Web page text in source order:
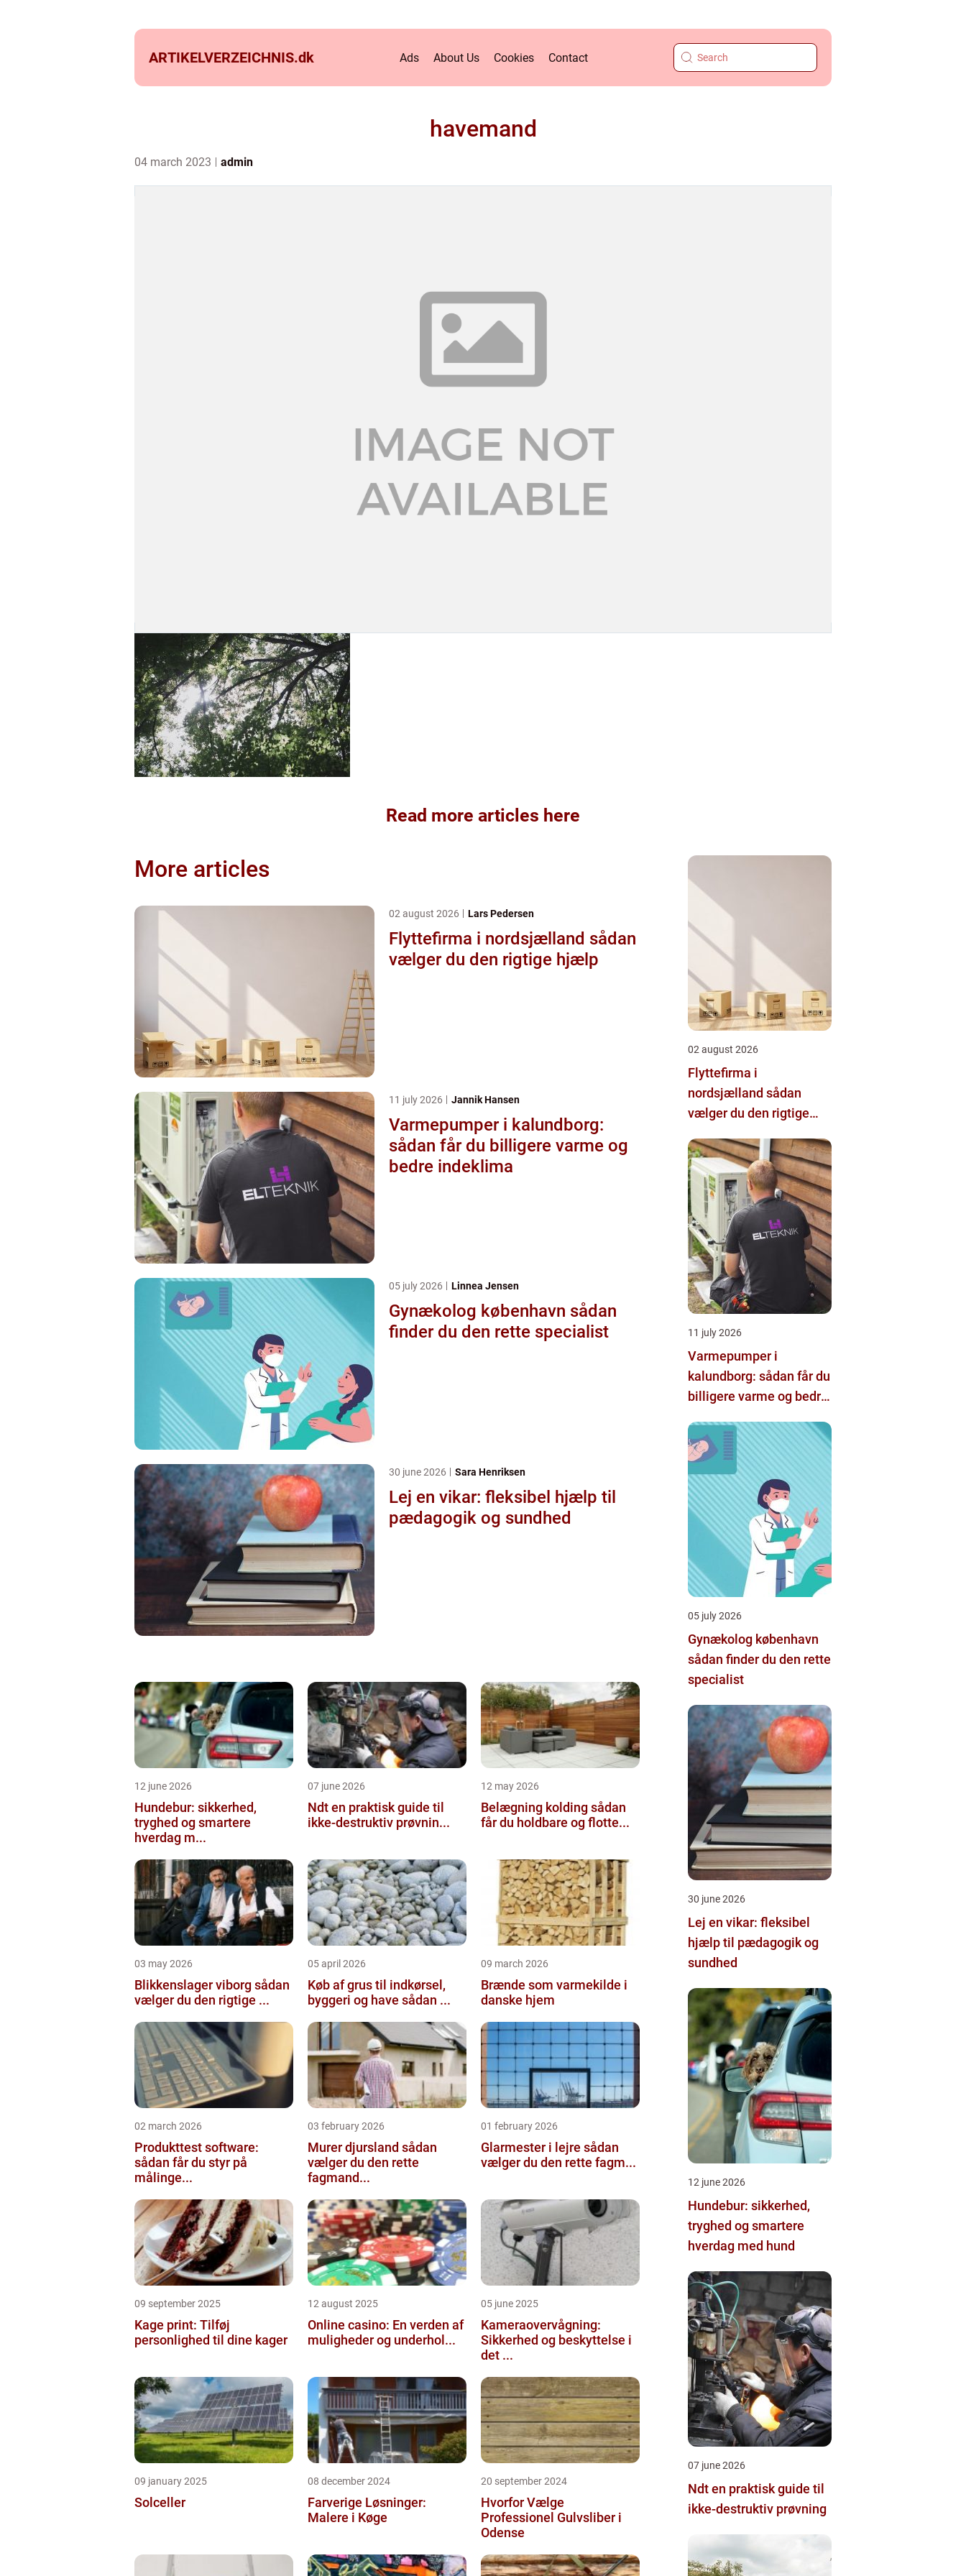
ARTIKELVERZEICHNIS.dk Ads About Us Cookies Contact
havemand
04 march 2023 admin
Read more articles here
More articles
02 august 2026 Lars Pedersen
Flyttefirma i nordsjælland sådan
vælger du den rigtige hjælp
11 july 2026 Jannik Hansen
Varmepumper i kalundborg:
sådan får du billigere varme og
bedre indeklima
05 july 2026 Linnea Jensen
Gynækolog københavn sådan
finder du den rette specialist
30 june 2026 Sara Henriksen
Lej en vikar: fleksibel hjælp til
pædagogik og sundhed
12 june 2026
Hundebur: sikkerhed,
tryghed og smartere
hverdag m...
07 june 2026
Ndt en praktisk guide til
ikke-destruktiv prøvnin...
12 may 2026
Belægning kolding sådan
får du holdbare og flotte...
03 may 2026
Blikkenslager viborg sådan
vælger du den rigtige ...
05 april 2026
Køb af grus til indkørsel,
byggeri og have sådan ...
09 march 2026
Brænde som varmekilde i
danske hjem
02 march 2026
Produkttest software:
sådan får du styr på
målinge...
03 february 2026
Murer djursland sådan
vælger du den rette
fagmand...
01 february 2026
Glarmester i lejre sådan
vælger du den rette fagm...
09 september 2025
Kage print: Tilføj
personlighed til dine kager
12 august 2025
Online casino: En verden af
muligheder og underhol...
05 june 2025
Kameraovervågning:
Sikkerhed og beskyttelse i
det ...
09 january 2025
Solceller
08 december 2024
Farverige Løsninger:
Malere i Køge
20 september 2024
Hvorfor Vælge
Professionel Gulvsliber i
Odense
02 august 2026
Flyttefirma i
nordsjælland sådan
vælger du den rigtige
11 july 2026
Varmepumper i
kalundborg: sådan får du
billigere varme og bedre
05 july 2026
Gynækolog københavn
sådan finder du den rette
specialist
30 june 2026
Lej en vikar: fleksibel
hjælp til pædagogik og
sundhed
12 june 2026
Hundebur: sikkerhed,
tryghed og smartere
hverdag med hund
07 june 2026
Ndt en praktisk guide til
ikke-destruktiv prøvning